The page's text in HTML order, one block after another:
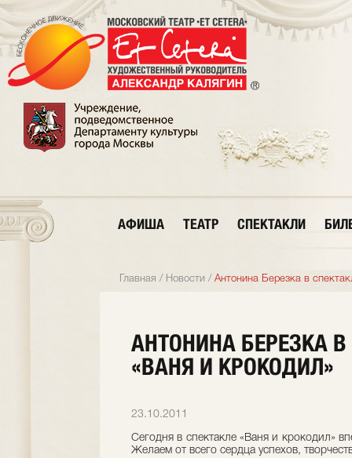
АФИША ТЕАТР СПЕКТАКЛИ
Главная / Новости / Антонина Березка в
АНТОНИНА БЕРЕЗКА В
«ВАНЯ И КРОКОДИЛ»
23.10.2011
Сегодня в спектакле «Ваня и крокодил»
Желаем от всего сердца успехов,